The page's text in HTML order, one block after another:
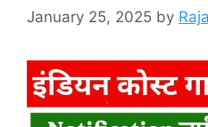
January 25, 2025 by